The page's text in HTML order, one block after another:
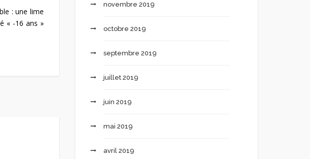
: une lime
« -16 ans »
novembre 2019
octobre 2019
septembre 2019
juillet 2019
juin 2019
mai 2019
avril 2019